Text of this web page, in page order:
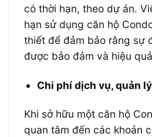
có thời hạn, theo dự án.
hạn sử dụng căn hộ
thiết để đảm bảo rằng sự
được bảo đảm và hiệu
Chi phí dịch vụ, quản
Khi sở hữu một căn hộ
quan tâm đến các khoản